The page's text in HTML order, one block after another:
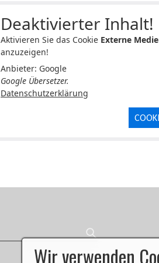
Deaktivierter Inhalt!
Aktivieren Sie das Cookie Externe
anzuzeigen!
Anbieter: Google
Google Übersetzer.
Datenschutzerklärung
Wir verwenden